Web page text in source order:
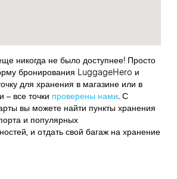
никогда не было доступнее! Просто
бронирования LuggageHero и
для хранения в магазине или в
– все точки проверены нами. С
вы можете найти пункты хранения
и популярных
и отдать свой багаж на хранение